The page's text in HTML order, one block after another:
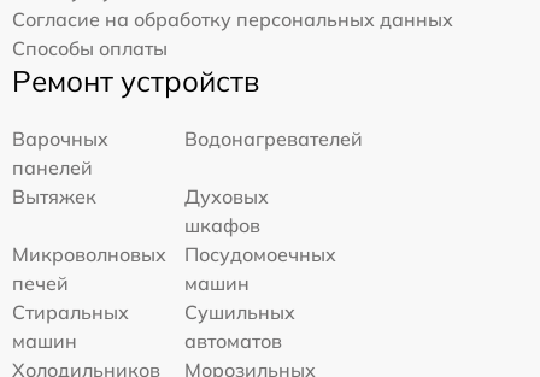
Согласие на обработку персональных данных
Способы оплаты
Ремонт устройств
Варочных
панелей
Водонагревателей
Вытяжек
Духовых
шкафов
Микроволновых
печей
Посудомоечных
машин
Стиральных
машин
Сушильных
автоматов
Холодильников
Морозильных